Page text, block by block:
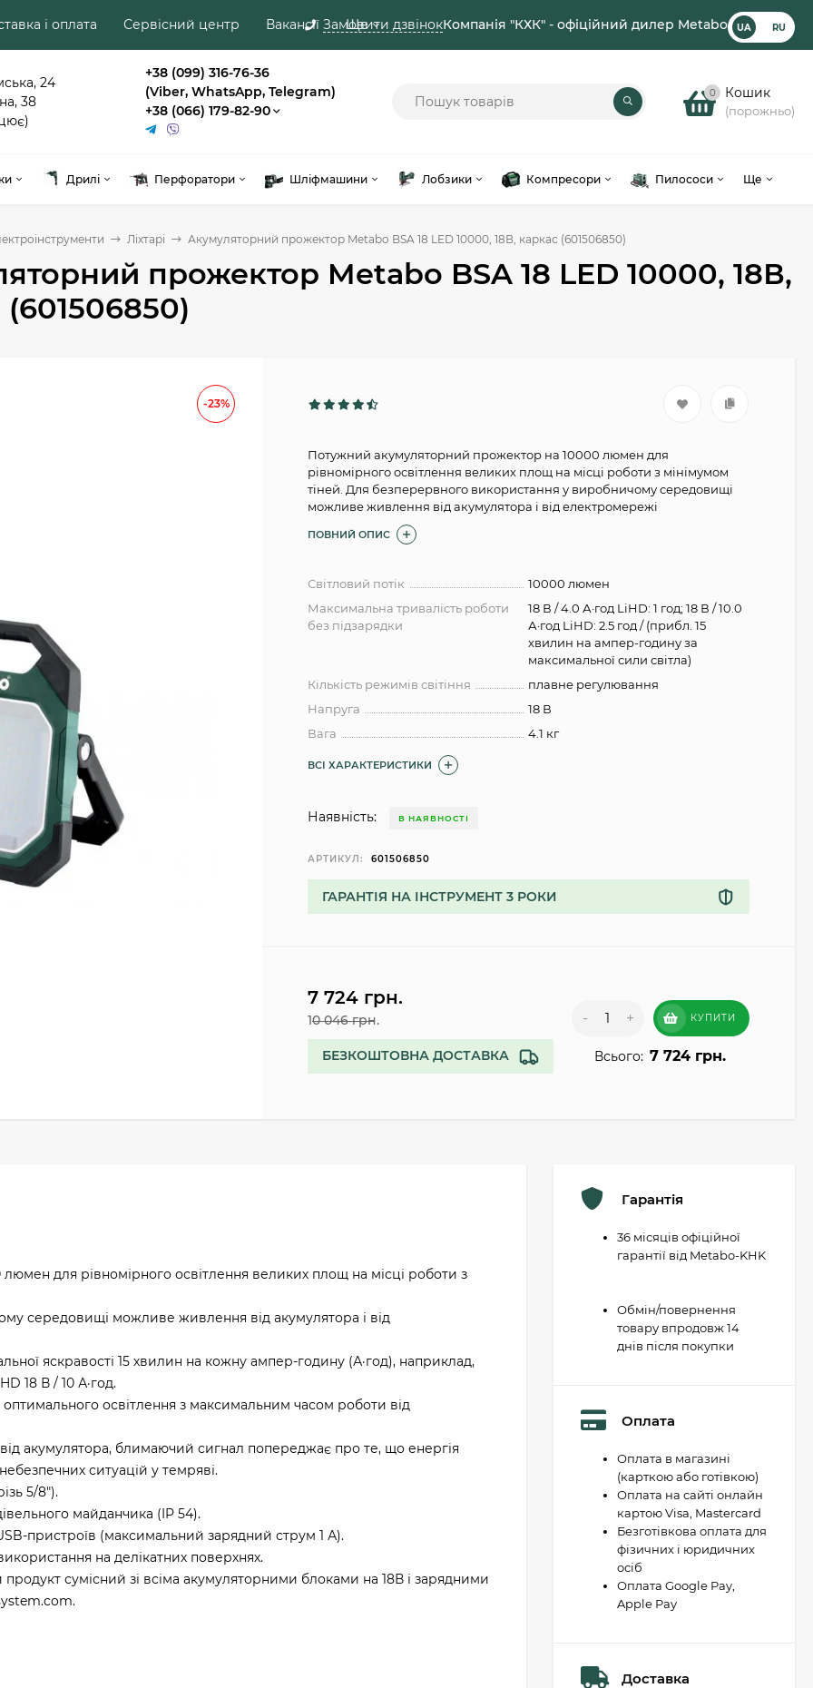
Замовити дзвінокКомпанія "КХК" - офіційний дилер Metabo UA RU
і оплата Сервісний центр Вакансії Ще
24
38
+38 (099) 316-76-36
(Viber, WhatsApp, Telegram)
+38 (066) 179-82-90
0 Кошик
(порожньо)
Дрилі Перфоратори Шліфмашини Лобзики Компресори Пилососи Ще
Ліхтарі Акумуляторний прожектор Metabo BSA 18 LED 10000, 18В, каркас (601506850)
прожектор Metabo BSA 18 LED 10000, 18В,
-23%
Потужний акумуляторний прожектор на 10000 люмен для
рівномірного освітлення великих площ на місці роботи з мінімумом
тіней. Для безперервного використання у виробничому середовищі
можливе живлення від акумулятора і від електромережі
ПОВНИЙ ОПИС
Світловий потік
10000 люмен
Максимальна тривалість роботи
без підзарядки
18 В / 4.0 А·год LiHD: 1 год; 18 В / 10.0
А·год LiHD: 2.5 год / (прибл. 15
хвилин на ампер-годину за
максимальної сили світла)
Кількість режимів світіння
плавне регулювання
Напруга
18 В
Вага
4.1 кг
ВСІ ХАРАКТЕРИСТИКИ
Наявність: В НАЯВНОСТІ
АРТИКУЛ: 601506850
ГАРАНТІЯ НА ІНСТРУМЕНТ 3 РОКИ
7 724 грн.
10 046 грн.
БЕЗКОШТОВНА ДОСТАВКА
- + КУПИТИ
Всього: 7 724 грн.
для рівномірного освітлення великих площ на місці роботи з
середовищі можливе живлення від акумулятора і від
яскравості 15 хвилин на кожну ампер-годину (А·год), наприклад,
18 В / 10 А·год.
освітлення з максимальним часом роботи від
акумулятора, блимаючий сигнал попереджає про те, що енергія
ситуацій у темряві.
5/8").
майданчика (IP 54).
пристроїв (максимальний зарядний струм 1 А).
на делікатних поверхнях.
сумісний зі всіма акумуляторними блоками на 18В і зарядними
Гарантія
36 місяців офіційної
гарантії від Metabo-KHK
Обмін/повернення
товару впродовж 14
днів після покупки
Оплата
Оплата в магазині
(карткою або готівкою)
Оплата на сайті онлайн
картою Visa, Mastercard
Безготівкова оплата для
фізичних і юридичних
осіб
Оплата Google Pay,
Apple Pay
Доставка